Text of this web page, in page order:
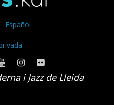
Español
i Jazz de Lleida